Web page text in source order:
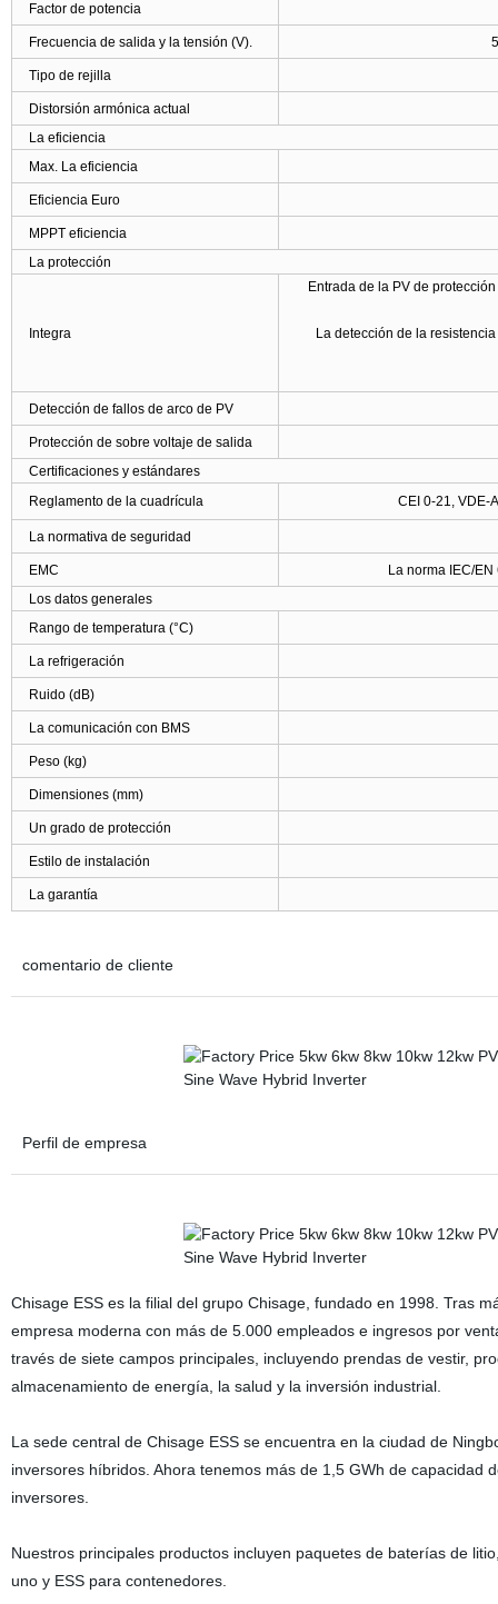
Factor de potencia
Frecuencia de salida y la tensión (V).
Tipo de rejilla
Distorsión armónica actual
La eficiencia
Max. La eficiencia
Eficiencia Euro
MPPT eficiencia
La protección
Integra
Entrada de la PV de
La detección de la
Detección de fallos de arco de PV
Protección de sobre voltaje de salida
Certificaciones y estándares
Reglamento de la cuadrícula
CEI 0-21, VDE-
La normativa de seguridad
EMC
La norma IEC/
Los datos generales
Rango de temperatura (°C)
La refrigeración
Ruido (dB)
La comunicación con BMS
Peso (kg)
Dimensiones (mm)
Un grado de protección
Estilo de instalación
La garantía
comentario de cliente
Perfil de empresa
Chisage ESS es la filial del grupo Chisage, fundado en 1998. Tras
empresa moderna con más de 5.000 empleados e ingresos por
través de siete campos principales, incluyendo prendas de vestir,
almacenamiento de energía, la salud y la inversión industrial.
La sede central de Chisage ESS se encuentra en la ciudad de
inversores híbridos. Ahora tenemos más de 1,5 GWh de
inversores.
Nuestros principales productos incluyen paquetes de baterías de
uno y ESS para contenedores.